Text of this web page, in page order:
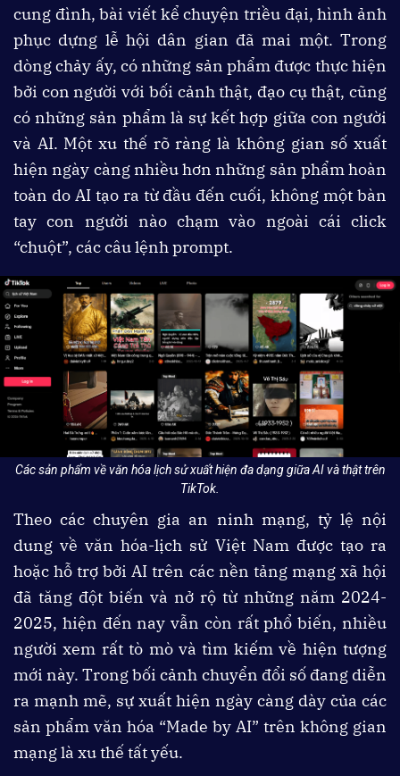
cung đình, bài viết kể chuyện triều đại, hình ảnh
phục dựng lễ hội dân gian đã mai một. Trong
dòng chảy ấy, có những sản phẩm được thực hiện
bởi con người với bối cảnh thật, đạo cụ thật, cũng
có những sản phẩm là sự kết hợp giữa con người
và AI. Một xu thế rõ ràng là không gian số xuất
hiện ngày càng nhiều hơn những sản phẩm hoàn
toàn do AI tạo ra từ đầu đến cuối, không một bàn
tay con người nào chạm vào ngoài cái click
“chuột”, các câu lệnh prompt.
Các sản phẩm về văn hóa lịch sử xuất hiện đa dạng giữa AI và thật trên
TikTok.
Theo các chuyên gia an ninh mạng, tỷ lệ nội
dung về văn hóa-lịch sử Việt Nam được tạo ra
hoặc hỗ trợ bởi AI trên các nền tảng mạng xã hội
đã tăng đột biến và nở rộ từ những năm 2024-
2025, hiện đến nay vẫn còn rất phổ biến, nhiều
người xem rất tò mò và tìm kiếm về hiện tượng
mới này. Trong bối cảnh chuyển đổi số đang diễn
ra mạnh mẽ, sự xuất hiện ngày càng dày của các
sản phẩm văn hóa “Made by AI” trên không gian
mạng là xu thế tất yếu.